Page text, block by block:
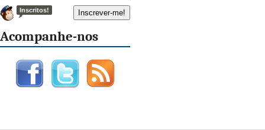
Inscritos!
Acompanhe-nos